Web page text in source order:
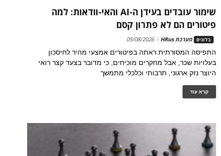
שימור עובדים בעידן ה-AI והאי-וודאות: למה
פיטורים הם לא פתרון קסם
בלוגים מערכת HRus -
05/08/2026
התפיסה המסורתית ראתה בפיטורים אמצעי מהיר לחיסכון
בעלויות שכר, אבל מחקרים מוכיחים, כי מדובר בצעד קצר רואי
היוצר נזק ארגוני, תרבותי וכלכלי מתמשך
קרא עוד